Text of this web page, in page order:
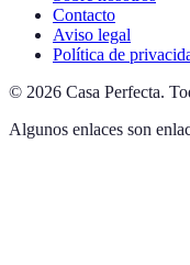
Contacto
Aviso legal
Política de
© 2026 Casa Perfecta.
Algunos enlaces son